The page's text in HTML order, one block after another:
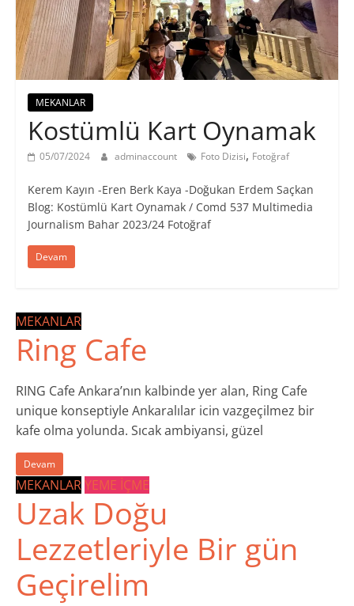
MEKANLAR
Kostümlü Kart Oynamak
05/07/2024 adminaccount Foto Dizisi, Fotoğraf
Kerem Kayın -Eren Berk Kaya -Doğukan Erdem Saçkan
Blog: Kostümlü Kart Oynamak / Comd 537 Multimedia
Journalism Bahar 2023/24 Fotoğraf
Devam
MEKANLAR
Ring Cafe
RING Cafe Ankara’nın kalbinde yer alan, Ring Cafe
unique konseptiyle Ankaralılar icin vazgeçilmez bir
kafe olma yolunda. Sıcak ambiyansi, güzel
Devam
MEKANLARYEME İÇME
Uzak Doğu
Lezzetleriyle Bir gün
Geçirelim